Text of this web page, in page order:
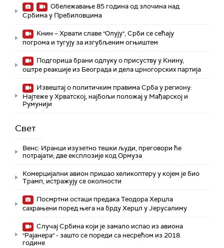
Обележавање 85 година од злочина над
Србима у Пребиловцима
Книн – Хрвати славе "Олују", Срби се сећају
погрома и тугују за изгубљеним огњиштем
Подгорица брани одлуку о присуству у Книну,
оштре реакције из Београда и дела црногорских партија
Извештај о политичким правима Срба у региону:
Најтеже у Хрватској, најбољи положај у Мађарској и
Румунији
Свет
Венс: Иранци изузетно тешки људи, преговори ће
потрајати; две експлозије код Ормуза
Комерцијални авион пришао хеликоптеру у којем је био
Трамп, истражују се околности
Посмртни остаци предака Теодора Херцла
сахрањени поред њега на брду Херцл у Јерусалиму
Случај Србина који је замало испао из авиона
"Рајанера" - зашто се пореди са несрећом из 2018.
године